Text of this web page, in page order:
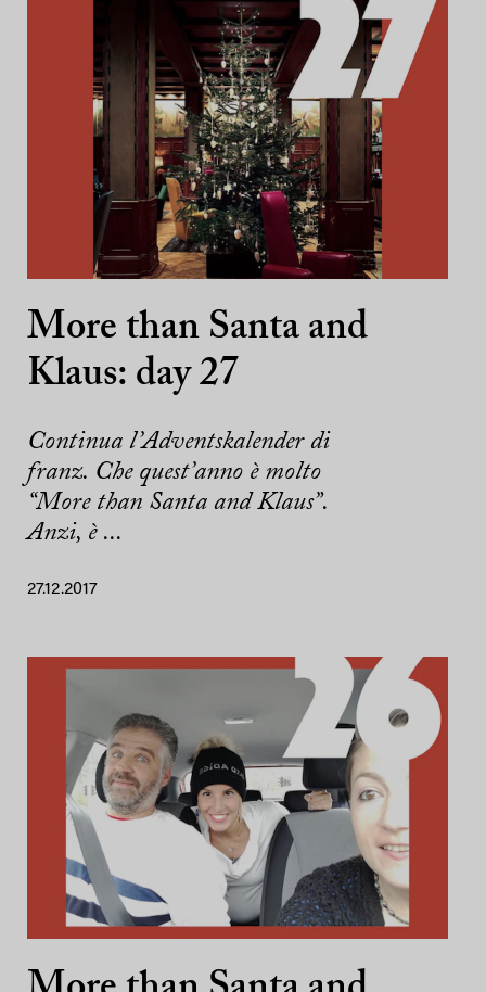
More than Santa and
Klaus: day 27
Continua l’Adventskalender di
franz. Che quest’anno è molto
“More than Santa and Klaus”.
Anzi, è ...
27.12.2017